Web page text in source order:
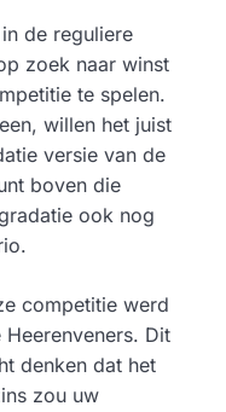
de reguliere
zoek naar winst
te spelen.
willen het juist
versie van de
boven die
ook nog
competitie werd
Dit
denken dat het
zou uw